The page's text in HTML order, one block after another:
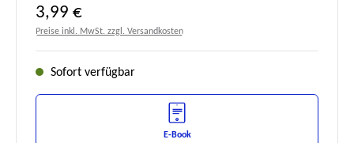
Regulärer Preis:
3,99 €
Preise inkl. MwSt. zzgl. Versandkosten
Sofort verfügbar
E-Book